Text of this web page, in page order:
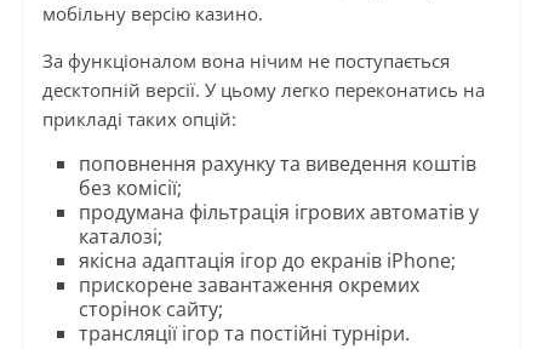
мобільну версію казино.
За функціоналом вона нічим не поступається
десктопній версії. У цьому легко переконатись на
прикладі таких опцій:
поповнення рахунку та виведення коштів
без комісії;
продумана фільтрація ігрових автоматів у
каталозі;
якісна адаптація ігор до екранів iPhone;
прискорене завантаження окремих
сторінок сайту;
трансляції ігор та постійні турніри.